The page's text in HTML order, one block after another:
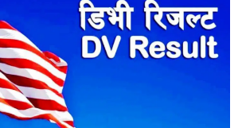
‘आइतबारको अफिस’ को परिचर्चा सम्पन्न